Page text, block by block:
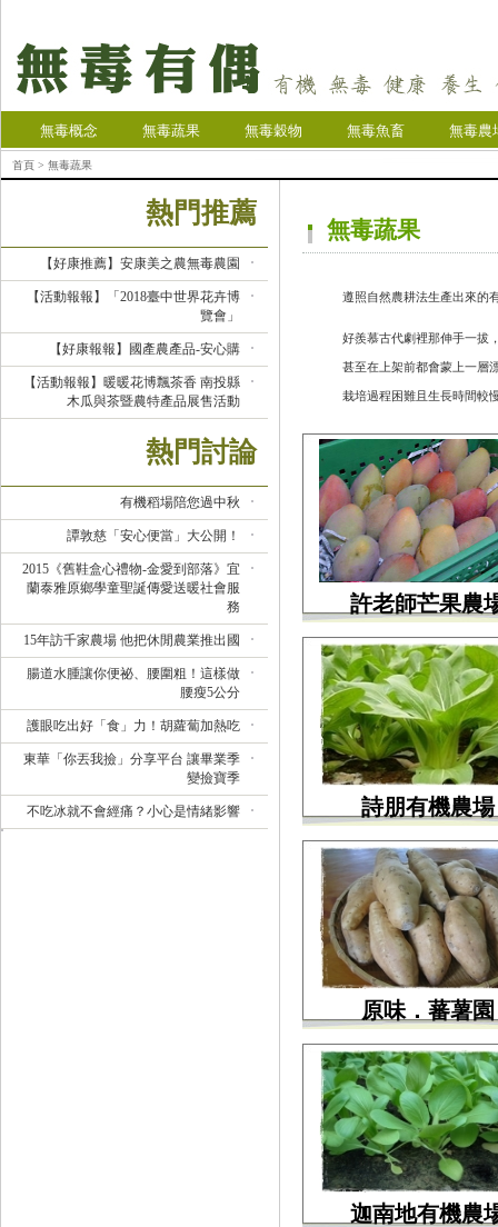
無毒概念 無毒蔬果 無毒穀物 無毒魚畜 無毒農
首頁 > 無毒蔬果
熱門推薦
【好康推薦】安康美之農無毒農園
【活動報報】「2018臺中世界花卉博
覽會」
【好康報報】國產農產品-安心購
【活動報報】暖暖花博飄茶香 南投縣
木瓜與茶暨農特產品展售活動
熱門討論
有機稻場陪您過中秋
譚敦慈「安心便當」大公開！
2015《舊鞋盒心禮物-金愛到部落》宜
蘭泰雅原鄉學童聖誕傳愛送暖社會服
務
15年訪千家農場 他把休閒農業推出國
腸道水腫讓你便祕、腰圍粗！這樣做
腰瘦5公分
護眼吃出好「食」力！胡蘿蔔加熱吃
東華「你丟我撿」分享平台 讓畢業季
變撿寶季
不吃冰就不會經痛？小心是情緒影響
無毒蔬果
遵照自然農耕法生產出來的
好羨慕古代劇裡那伸手一拔
甚至在上架前都會蒙上一層
栽培過程困難且生長時間較
許老師芒果農
詩朋有機農場
原味．蕃薯園
迦南地有機農